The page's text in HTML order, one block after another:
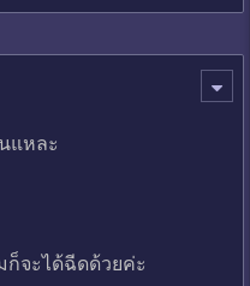
แหละ
ก็จะได้ฉีดด้วยค่ะ